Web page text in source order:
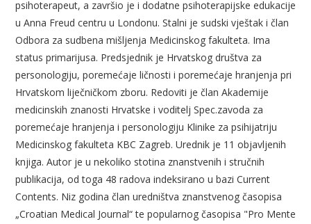
psihoterapeut, a završio je i dodatne psihoterapijske edukacije
u Anna Freud centru u Londonu. Stalni je sudski vještak i član
Odbora za sudbena mišljenja Medicinskog fakulteta. Ima
status primarijusa. Predsjednik je Hrvatskog društva za
personologiju, poremećaje ličnosti i poremećaje hranjenja pri
Hrvatskom liječničkom zboru. Redoviti je član Akademije
medicinskih znanosti Hrvatske i voditelj Spec.zavoda za
poremećaje hranjenja i personologiju Klinike za psihijatriju
Medicinskog fakulteta KBC Zagreb. Urednik je 11 objavljenih
knjiga. Autor je u nekoliko stotina znanstvenih i stručnih
publikacija, od toga 48 radova indeksirano u bazi Current
Contents. Niz godina član uredništva znanstvenog časopisa
„Croatian Medical Journal“ te popularnog časopisa "Pro Mente